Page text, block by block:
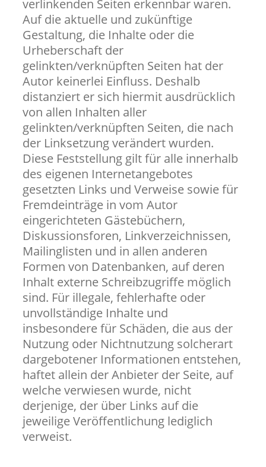
verlinkenden Seiten erkennbar waren.
Auf die aktuelle und zukünftige
Gestaltung, die Inhalte oder die
Urheberschaft der
gelinkten/verknüpften Seiten hat der
Autor keinerlei Einfluss. Deshalb
distanziert er sich hiermit ausdrücklich
von allen Inhalten aller
gelinkten/verknüpften Seiten, die nach
der Linksetzung verändert wurden.
Diese Feststellung gilt für alle innerhalb
des eigenen Internetangebotes
gesetzten Links und Verweise sowie für
Fremdeinträge in vom Autor
eingerichteten Gästebüchern,
Diskussionsforen, Linkverzeichnissen,
Mailinglisten und in allen anderen
Formen von Datenbanken, auf deren
Inhalt externe Schreibzugriffe möglich
sind. Für illegale, fehlerhafte oder
unvollständige Inhalte und
insbesondere für Schäden, die aus der
Nutzung oder Nichtnutzung solcherart
dargebotener Informationen entstehen,
haftet allein der Anbieter der Seite, auf
welche verwiesen wurde, nicht
derjenige, der über Links auf die
jeweilige Veröffentlichung lediglich
verweist.